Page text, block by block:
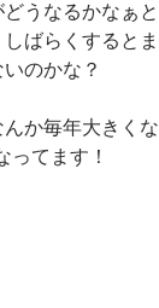
うなるかなぁと
ばらくするとま
のかな？
か毎年大きくな
ってます！